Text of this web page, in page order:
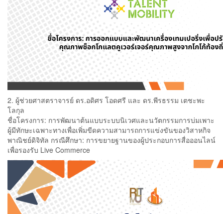
2. ผู้ช่วยศาสตราจารย์ ดร.อดิศร โอดศรี และ ดร.พีรธรรม เตชะพะ
โลกุล
ชื่อโครงการ: การพัฒนาต้นแบบระบบนิเวศและนวัตกรรมการบ่มเพาะ
ผู้มีทักษะเฉพาะทางเพื่อเพิ่มขีดความสามารถการแข่งขันของวิสาหกิจ
พาณิชย์ดิจิทัล กรณีศึกษา: การขยายฐานของผู้ประกอบการสื่อออนไลน์
เพื่อรองรับ Live Commerce